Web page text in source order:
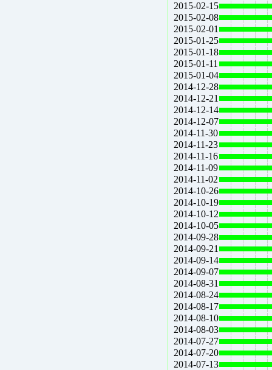
2015-02-15
2015-02-08
2015-02-01
2015-01-25
2015-01-18
2015-01-11
2015-01-04
2014-12-28
2014-12-21
2014-12-14
2014-12-07
2014-11-30
2014-11-23
2014-11-16
2014-11-09
2014-11-02
2014-10-26
2014-10-19
2014-10-12
2014-10-05
2014-09-28
2014-09-21
2014-09-14
2014-09-07
2014-08-31
2014-08-24
2014-08-17
2014-08-10
2014-08-03
2014-07-27
2014-07-20
2014-07-13